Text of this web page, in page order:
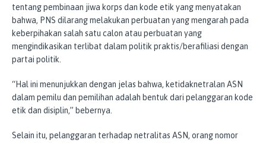
tentang pembinaan jiwa korps dan kode etik yang menyatakan
bahwa, PNS dilarang melakukan perbuatan yang mengarah pada
keberpihakan salah satu calon atau perbuatan yang
mengindikasikan terlibat dalam politik praktis/berafiliasi dengan
partai politik.
“Hal ini menunjukkan dengan jelas bahwa, ketidaknetralan ASN
dalam pemilu dan pemilihan adalah bentuk dari pelanggaran kode
etik dan disiplin,” bebernya.
Selain itu, pelanggaran terhadap netralitas ASN, orang nomor